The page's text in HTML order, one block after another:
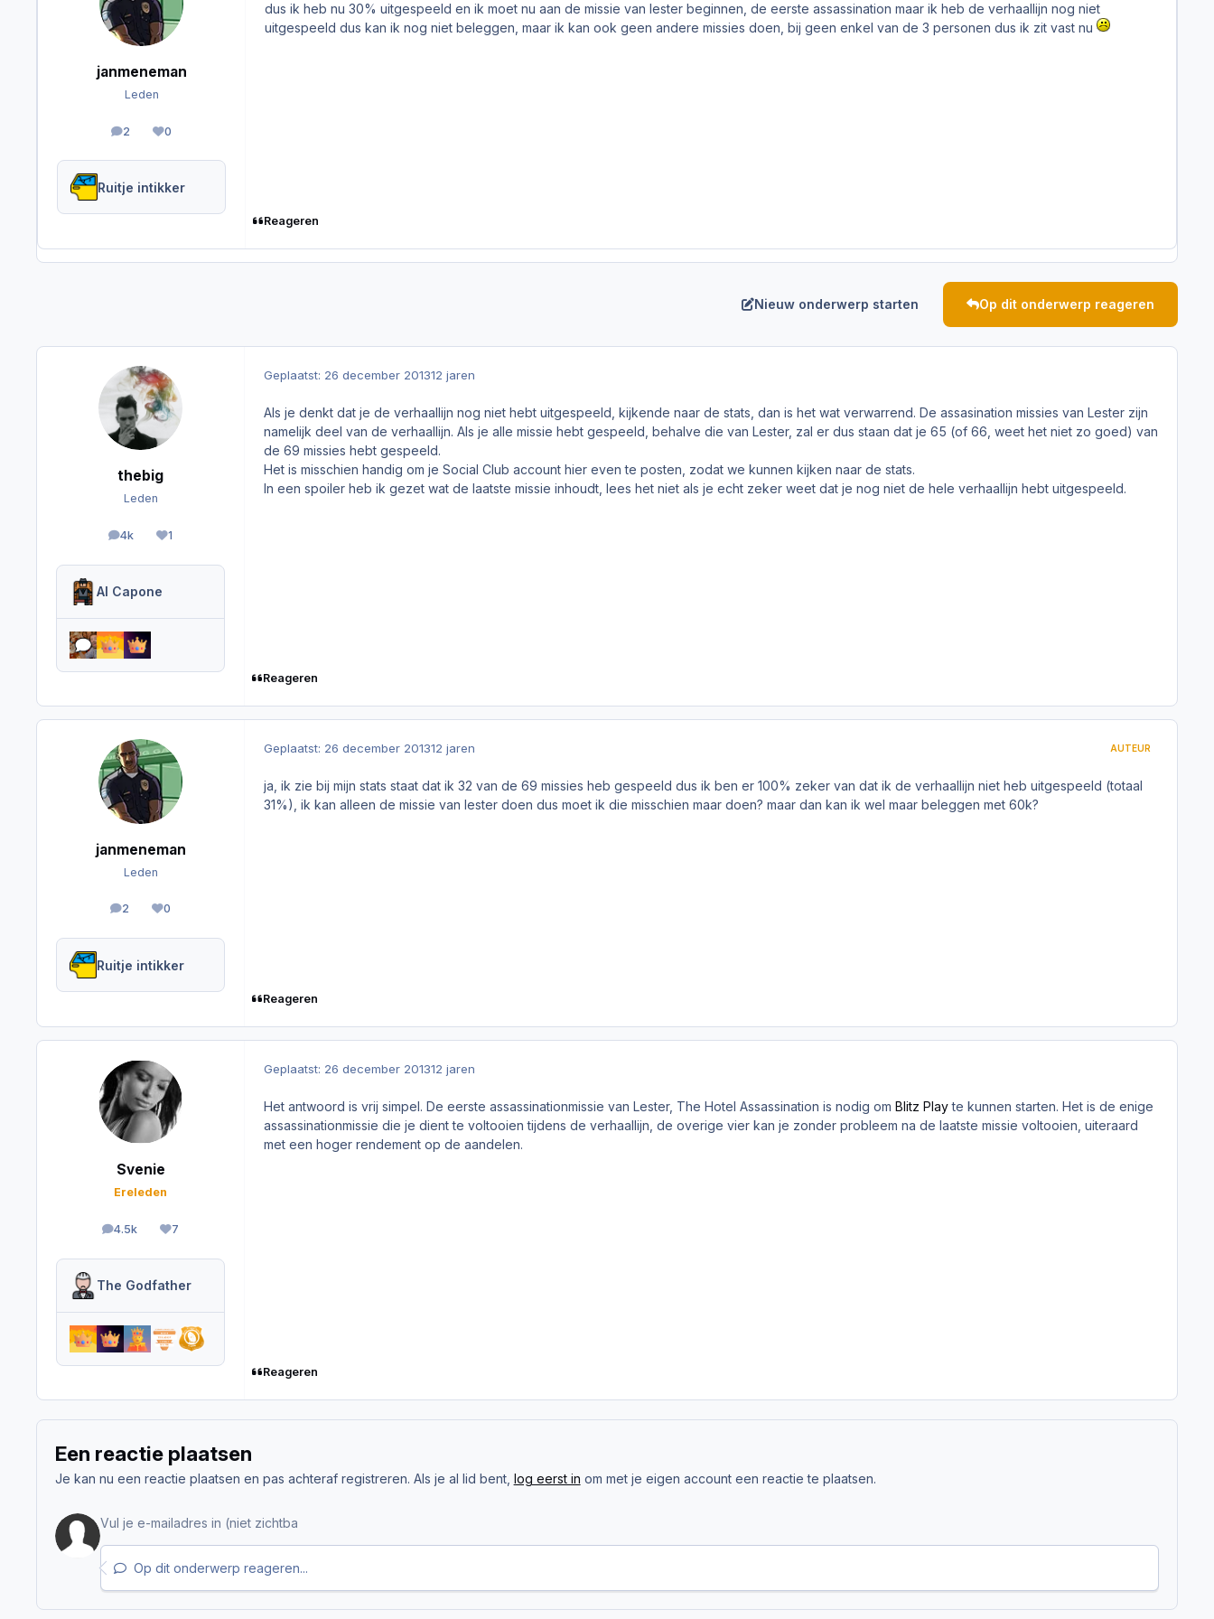
janmeneman
Leden
2
berichten
0
Reputation
Ruitje intikker
dus ik heb nu 30% uitgespeeld en ik moet nu aan de missie van lester beginnen, de eerste assassination maar ik heb de verhaallijn nog niet
uitgespeeld dus kan ik nog niet beleggen, maar ik kan ook geen andere missies doen, bij geen enkel van de 3 personen dus ik zit vast nu
Reageren
Nieuw onderwerp starten Op dit onderwerp reageren
thebig
Leden
4k
berichten1
Reputation
Al Capone
Geplaatst: 26 december 201312 jaren
Als je denkt dat je de verhaallijn nog niet hebt uitgespeeld, kijkende naar de stats, dan is het wat verwarrend. De assasination missies van Lester zijn
namelijk deel van de verhaallijn. Als je alle missie hebt gespeeld, behalve die van Lester, zal er dus staan dat je 65 (of 66, weet het niet zo goed) van
de 69 missies hebt gespeeld.
Het is misschien handig om je Social Club account hier even te posten, zodat we kunnen kijken naar de stats.
In een spoiler heb ik gezet wat de laatste missie inhoudt, lees het niet als je echt zeker weet dat je nog niet de hele verhaallijn hebt uitgespeeld.
Reageren
janmeneman
Leden
2
berichten
0
Reputation
Ruitje intikker
Geplaatst: 26 december 201312 jaren AUTEUR
ja, ik zie bij mijn stats staat dat ik 32 van de 69 missies heb gespeeld dus ik ben er 100% zeker van dat ik de verhaallijn niet heb uitgespeeld (totaal
31%), ik kan alleen de missie van lester doen dus moet ik die misschien maar doen? maar dan kan ik wel maar beleggen met 60k?
Reageren
Svenie
Ereleden
4.5k
berichten 7
Reputation
The Godfather
Geplaatst: 26 december 201312 jaren
Het antwoord is vrij simpel. De eerste assassinationmissie van Lester, The Hotel Assassination is nodig om Blitz Playte kunnen starten. Het is de enige
assassinationmissie die je dient te voltooien tijdens de verhaallijn, de overige vier kan je zonder probleem na de laatste missie voltooien, uiteraard
met een hoger rendement op de aandelen.
Reageren
Een reactie plaatsen
Je kan nu een reactie plaatsen en pas achteraf registreren. Als je al lid bent, log eerst in om met je eigen account een reactie te plaatsen.
Op dit onderwerp reageren...